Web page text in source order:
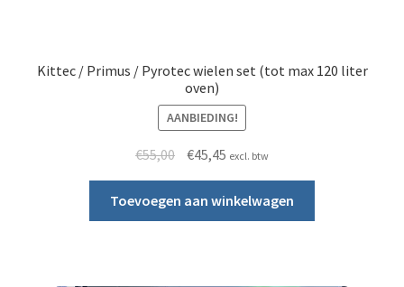
Kittec / Primus / Pyrotec wielen set (tot max 120 liter
oven)
AANBIEDING!
€55,00 Oorspronkelijke prijs was: €55,00.
€45,45Huidige prijs is: €45,45.
excl. btw
Toevoegen aan winkelwagen